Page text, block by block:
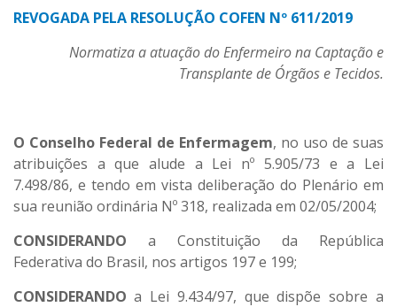
REVOGADA PELA RESOLUÇÃO COFEN Nº 611/2019
Normatiza a atuação do Enfermeiro na Captação e
Transplante de Órgãos e Tecidos.
O Conselho Federal de Enfermagem, no uso de suas
atribuições a que alude a Lei nº 5.905/73 e a Lei
7.498/86, e tendo em vista deliberação do Plenário em
sua reunião ordinária Nº 318, realizada em 02/05/2004;
CONSIDERANDO a Constituição da República
Federativa do Brasil, nos artigos 197 e 199;
CONSIDERANDO a Lei 9.434/97, que dispõe sobre a